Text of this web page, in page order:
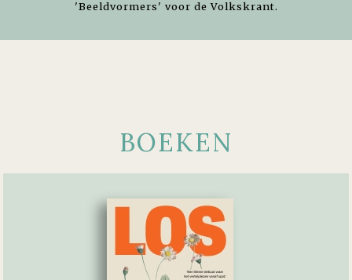
'Beeldvormers' voor de Volkskrant.
BOEKEN